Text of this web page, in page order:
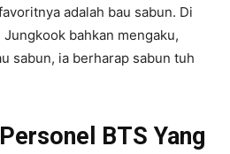
adalah bau sabun. Di
Jungkook bahkan mengaku,
sabun, ia berharap sabun tuh
BTS Yang